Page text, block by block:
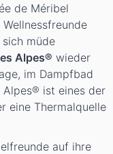
de Méribel
sich müde
Alpes® wieder
im Dampfbad
Alpes® ist eines der
eine Thermalquelle
auf ihre